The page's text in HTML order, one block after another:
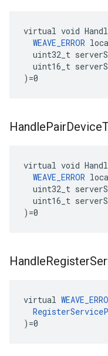
virtual void
WEAVE_ERROR
uint32_t
uint16_t
)=0
HandlePairDevice
virtual void
WEAVE_ERROR
uint32_t
uint16_t
)=0
HandleRegister
virtual
)=0